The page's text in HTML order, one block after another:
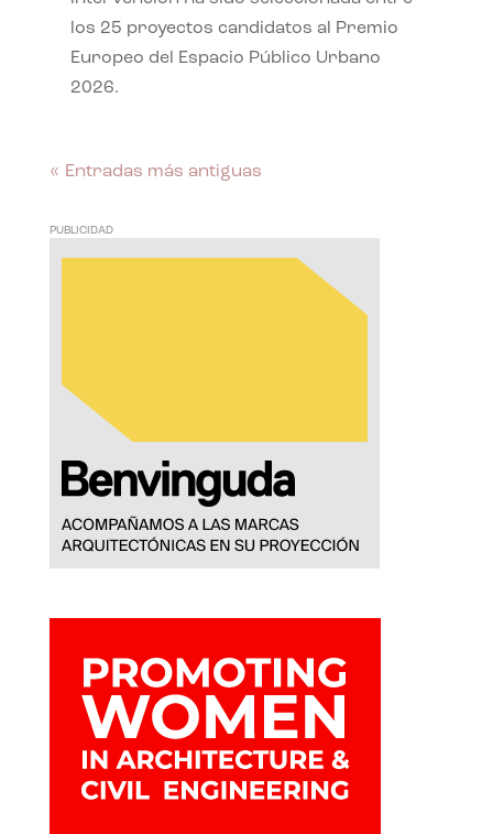
los 25 proyectos candidatos al Premio
Europeo del Espacio Público Urbano
2026.
« Entradas más antiguas
PUBLICIDAD